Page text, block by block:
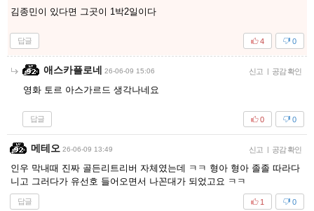
김종민이 있다면 그곳이 1박2일이다
답글 0
4
애스카플로네 26-06-09 15:06 신고 | 공감 확인
영화 토르 아스가르드 생각나네요
답글 0
0
메테오 26-06-09 13:49 신고 | 공감 확인
인우 막내때 진짜 골든리트리버 자체였는데 ㅋㅋ 형아 형아 졸졸 따라다
니고 그러다가 유선호 들어오면서 나꼰대가 되었고요 ㅋㅋ
답글 0
1